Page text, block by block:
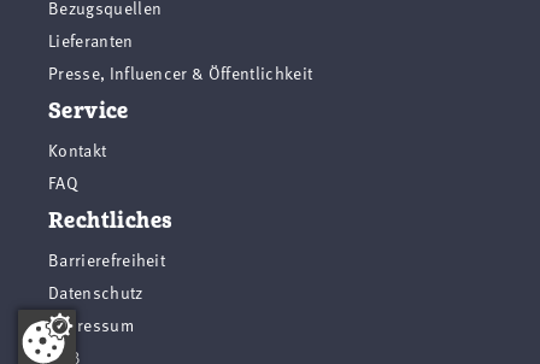
Bezugsquellen
Lieferanten
Presse, Influencer & Öffentlichkeit
Service
Kontakt
FAQ
Rechtliches
Barrierefreiheit
Datenschutz
Impressum
AGB